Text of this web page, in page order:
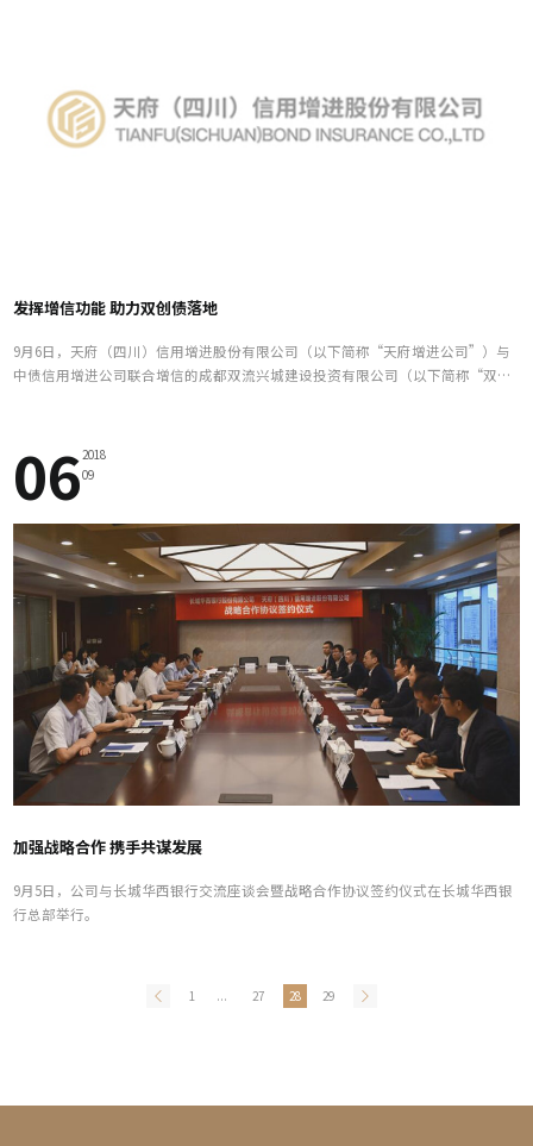
发挥增信功能 助力双创债落地
9月6日，天府（四川）信用增进股份有限公司（以下简称“天府增进公司”）与
中债信用增进公司联合增信的成都双流兴城建设投资有限公司（以下简称“双流
062018
09
加强战略合作 携手共谋发展
9月5日，公司与长城华西银行交流座谈会暨战略合作协议签约仪式在长城华西银
行总部举行。
1 ... 27 28 29